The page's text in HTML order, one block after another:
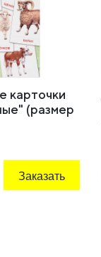
карточки
(размер
Заказать